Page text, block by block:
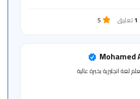
1تعليق 5
Mohamed
لغة انجليزية بخبرة عالية